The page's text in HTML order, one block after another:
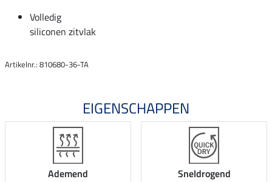
Volledig
siliconen zitvlak
Artikelnr.: 810680-36-TA
EIGENSCHAPPEN
Ademend Sneldrogend